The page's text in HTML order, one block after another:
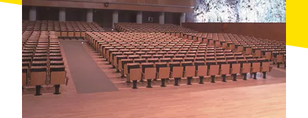
possède l'une des offres hôtelières les plus
importantes du pays, sur une
frange littorale
prestigieuse animée d'un large éventail de possibilités
de loisirs, dont lessports nautiqueset legolf.